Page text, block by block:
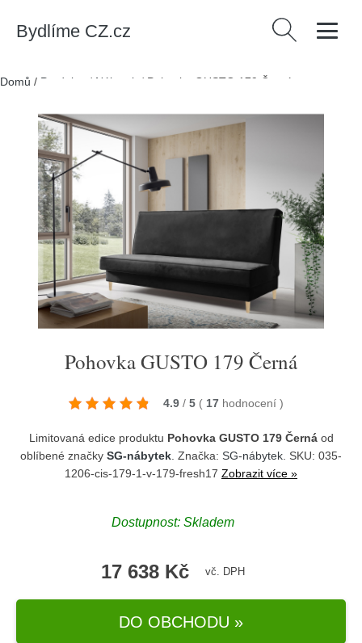
Bydlíme CZ.cz Vyhledávání
Domů / Produkty / Nábytek / Pohovka GUSTO 179 Černá
Pohovka GUSTO 179 Černá
4.9 / 5 ( 17 hodnocení )
Limitovaná edice produktu Pohovka GUSTO 179 Černáod
oblíbené značky SG-nábytek . Značka: SG-nábytek . SKU: 035-
1206-cis-179-1-v-179-fresh17 Zobrazit více »
Dostupnost: Skladem
17 638 Kč vč. DPH
DO OBCHODU »